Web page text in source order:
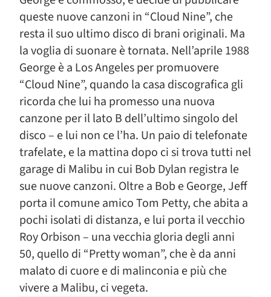
queste nuove canzoni in “Cloud Nine”, che
resta il suo ultimo disco di brani originali. Ma
la voglia di suonare è tornata. Nell’aprile 1988
George è a Los Angeles per promuovere
“Cloud Nine”, quando la casa discografica gli
ricorda che lui ha promesso una nuova
canzone per il lato B dell’ultimo singolo del
disco – e lui non ce l’ha. Un paio di telefonate
trafelate, e la mattina dopo ci si trova tutti nel
garage di Malibu in cui Bob Dylan registra le
sue nuove canzoni. Oltre a Bob e George, Jeff
porta il comune amico Tom Petty, che abita a
pochi isolati di distanza, e lui porta il vecchio
Roy Orbison – una vecchia gloria degli anni
50, quello di “Pretty woman”, che è da anni
malato di cuore e di malinconia e più che
vivere a Malibu, ci vegeta.